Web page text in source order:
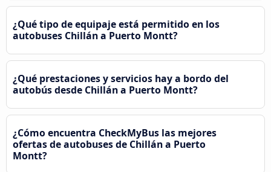
¿Qué tipo de equipaje está permitido en los
autobuses Chillán a Puerto Montt?
¿Qué prestaciones y servicios hay a bordo del
autobús desde Chillán a Puerto Montt?
¿Cómo encuentra CheckMyBus las mejores
ofertas de autobuses de Chillán a Puerto
Montt?